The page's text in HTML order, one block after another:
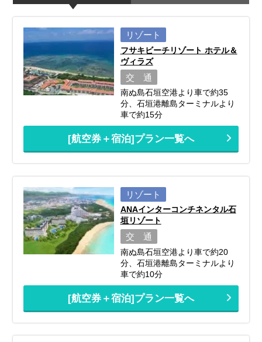
リゾート
フサキビーチリゾート ホテル＆
ヴィラズ
交 通
南ぬ島石垣空港より車で約35
分、石垣港離島ターミナルより
車で約15分
[航空券＋宿泊]プラン一覧へ
リゾート
ANAインターコンチネンタル石
垣リゾート
交 通
南ぬ島石垣空港より車で約20
分、石垣港離島ターミナルより
車で約10分
[航空券＋宿泊]プラン一覧へ